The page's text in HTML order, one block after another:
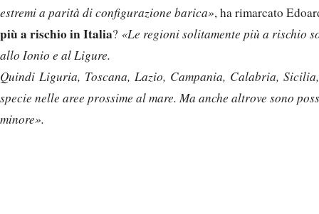
estremi a parità di configurazione barica», ha rimarcato
più a rischio in Italia? «Le regioni solitamente più a rischio
allo Ionio e al Ligure.
Quindi Liguria, Toscana, Lazio, Campania, Calabria,
specie nelle aree prossime al mare. Ma anche altrove sono
minore».